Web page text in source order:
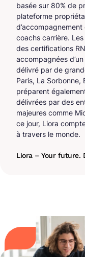
basée sur 80% de
plateforme
coachs carrière.
des certifications
accompagnées
délivré par de
Paris, La Sorbonne,
préparent
délivrées par des
majeures comme
ce jour, Liora
à travers le monde.
Liora – Your future.